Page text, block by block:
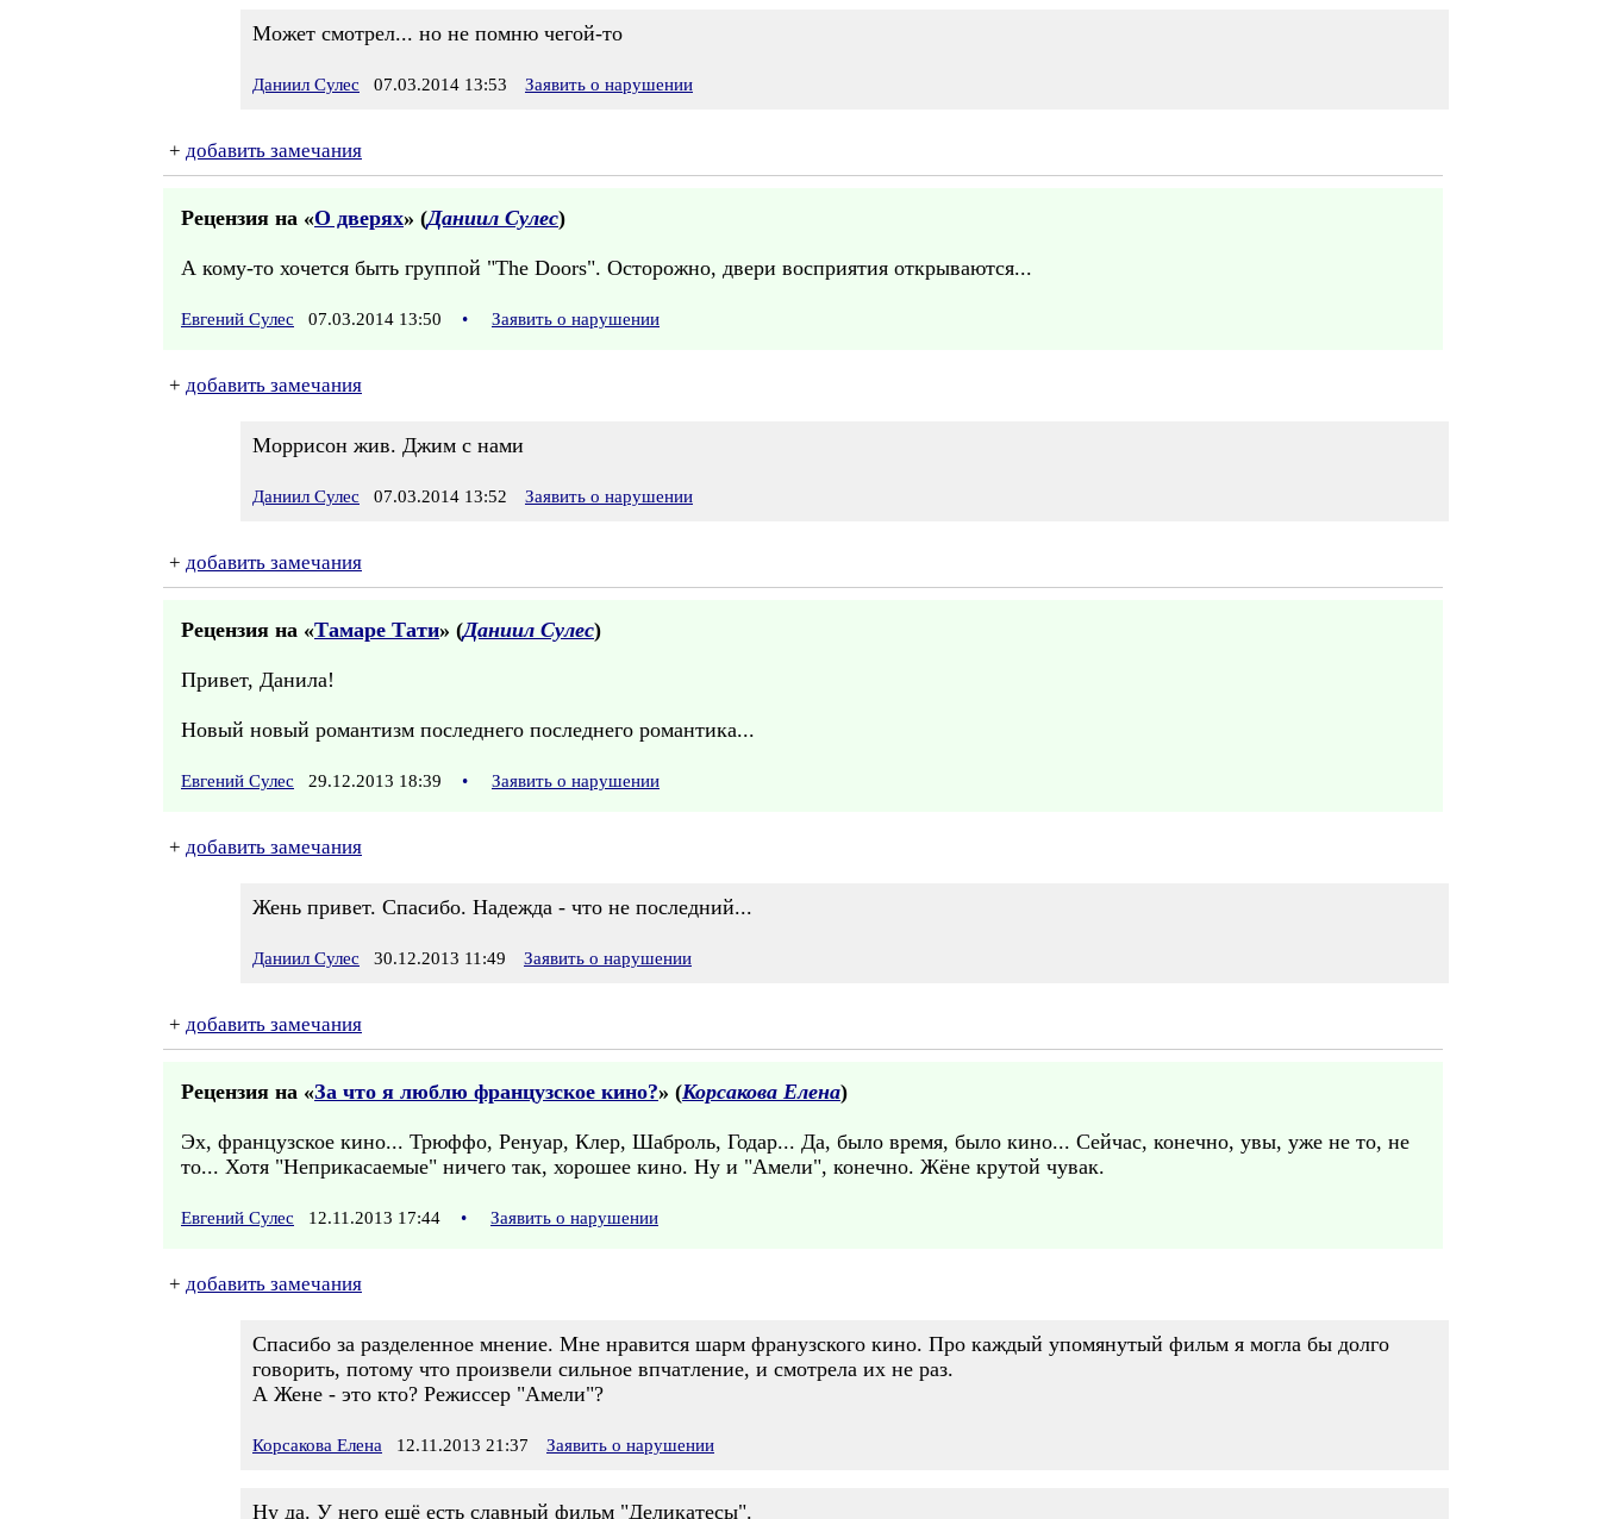
Может смотрел... но не помню чегой-то
Даниил Сулес 07.03.2014 13:53 Заявить о нарушении
+ добавить замечания
Рецензия на «О дверях» (Даниил Сулес)
А кому-то хочется быть группой "The Doors". Осторожно, двери восприятия открываются...
Евгений Сулес 07.03.2014 13:50 • Заявить о нарушении
+ добавить замечания
Моррисон жив. Джим с нами
Даниил Сулес 07.03.2014 13:52 Заявить о нарушении
+ добавить замечания
Рецензия на «Тамаре Тати» (Даниил Сулес)
Привет, Данила!
Новый новый романтизм последнего последнего романтика...
Евгений Сулес 29.12.2013 18:39 • Заявить о нарушении
+ добавить замечания
Жень привет. Спасибо. Надежда - что не последний...
Даниил Сулес 30.12.2013 11:49 Заявить о нарушении
+ добавить замечания
Рецензия на «За что я люблю французское кино?» (Корсакова Елена)
Эх, французское кино... Трюффо, Ренуар, Клер, Шаброль, Годар... Да, было время, было кино... Сейчас, конечно, увы, уже не то, не
то... Хотя "Неприкасаемые" ничего так, хорошее кино. Ну и "Амели", конечно. Жёне крутой чувак.
Евгений Сулес 12.11.2013 17:44 • Заявить о нарушении
+ добавить замечания
Спасибо за разделенное мнение. Мне нравится шарм франузского кино. Про каждый упомянутый фильм я могла бы долго
говорить, потому что произвели сильное впчатление, и смотрела их не раз.
А Жене - это кто? Режиссер "Амели"?
Корсакова Елена 12.11.2013 21:37 Заявить о нарушении
Ну да. У него ещё есть славный фильм "Деликатесы".